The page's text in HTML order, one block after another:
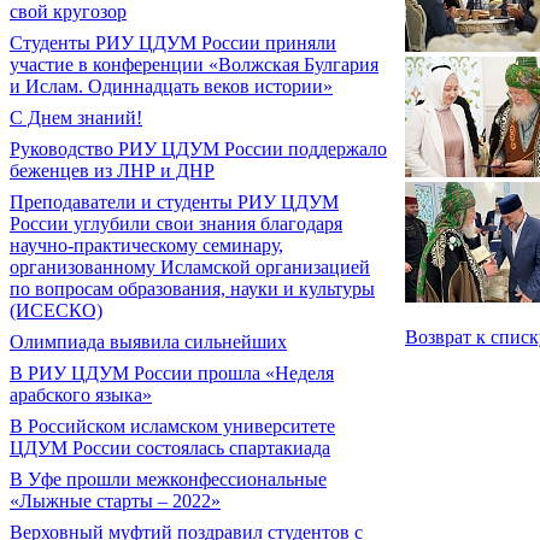
свой кругозор
Студенты РИУ ЦДУМ России приняли
участие в конференции «Волжская Булгария
и Ислам. Одиннадцать веков истории»
С Днем знаний!
Руководство РИУ ЦДУМ России поддержало
беженцев из ЛНР и ДНР
Преподаватели и студенты РИУ ЦДУМ
России углубили свои знания благодаря
научно-практическому семинару,
организованному Исламской организацией
по вопросам образования, науки и культуры
(ИСЕСКО)
Олимпиада выявила сильнейших
В РИУ ЦДУМ России прошла «Неделя
арабского языка»
В Российском исламском университете
ЦДУМ России состоялась спартакиада
В Уфе прошли межконфессиональные
«Лыжные старты – 2022»
Верховный муфтий поздравил студентов с
Возврат к